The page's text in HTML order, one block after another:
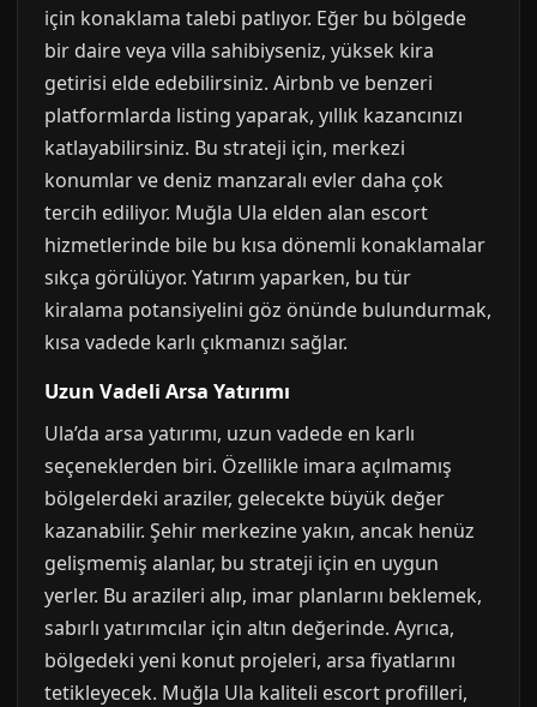
için konaklama talebi patlıyor. Eğer bu bölgede
bir daire veya villa sahibiyseniz, yüksek kira
getirisi elde edebilirsiniz. Airbnb ve benzeri
platformlarda listing yaparak, yıllık kazancınızı
katlayabilirsiniz. Bu strateji için, merkezi
konumlar ve deniz manzaralı evler daha çok
tercih ediliyor. Muğla Ula elden alan escort
hizmetlerinde bile bu kısa dönemli konaklamalar
sıkça görülüyor. Yatırım yaparken, bu tür
kiralama potansiyelini göz önünde bulundurmak,
kısa vadede karlı çıkmanızı sağlar.
Uzun Vadeli Arsa Yatırımı
Ula’da arsa yatırımı, uzun vadede en karlı
seçeneklerden biri. Özellikle imara açılmamış
bölgelerdeki araziler, gelecekte büyük değer
kazanabilir. Şehir merkezine yakın, ancak henüz
gelişmemiş alanlar, bu strateji için en uygun
yerler. Bu arazileri alıp, imar planlarını beklemek,
sabırlı yatırımcılar için altın değerinde. Ayrıca,
bölgedeki yeni konut projeleri, arsa fiyatlarını
tetikleyecek. Muğla Ula kaliteli escort profilleri,